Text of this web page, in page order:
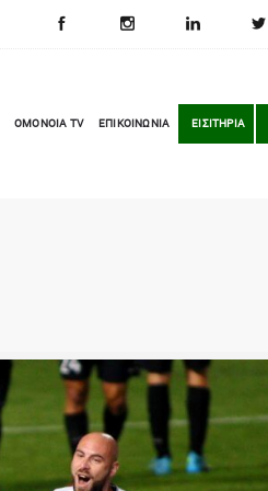
OMONOIA TV ΕΠΙΚΟΙΝΩΝΙΑ ΕΙΣΙΤΗΡΙΑ